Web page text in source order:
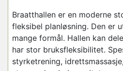
Braatthallen er en moderne
fleksibel planløsning. Den er
mange formål. Hallen kan
har stor bruksfleksibilitet.
styrketrening,